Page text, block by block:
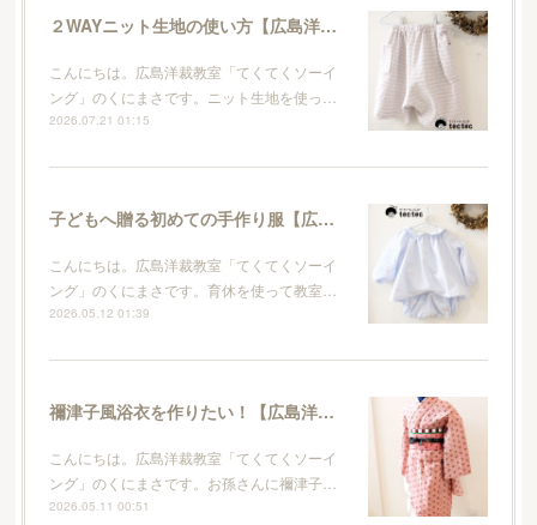
２WAYニット生地の使い方【広島洋裁教室・てくてくソーイング】
こんにちは。広島洋裁教室「てくてくソーイ
ング」のくにまさです。ニット生地を使っ…
2026.07.21 01:15
子どもへ贈る初めての手作り服【広島洋裁教室・てくてくソーイング】
こんにちは。広島洋裁教室「てくてくソーイ
ング」のくにまさです。育休を使って教室…
2026.05.12 01:39
禰津子風浴衣を作りたい！【広島洋裁教室・てくてくソーイング】
こんにちは。広島洋裁教室「てくてくソーイ
ング」のくにまさです。お孫さんに禰津子…
2026.05.11 00:51